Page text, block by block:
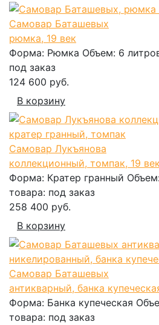
Самовар Баташевых
рюмка, 19 век
Форма: Рюмка Объем: 6
под заказ
124 600 руб.
В корзину
Самовар Лукъянова
коллекционный, томпак, 19 век
Форма: Кратер гранный
товара: под заказ
258 400 руб.
В корзину
Самовар Баташевых
антикварный, банка
Форма: Банка купеческая
товара: под заказ